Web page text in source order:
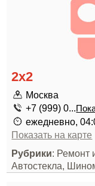
2х2
Москва
+7 (999) 0...
ежедневно,
Показать на карте
Рубрики: Ремонт
Автостекла,